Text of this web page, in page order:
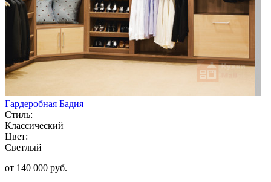
Гардеробная Бадия
Стиль:
Классический
Цвет:
Светлый
от 140 000 руб.